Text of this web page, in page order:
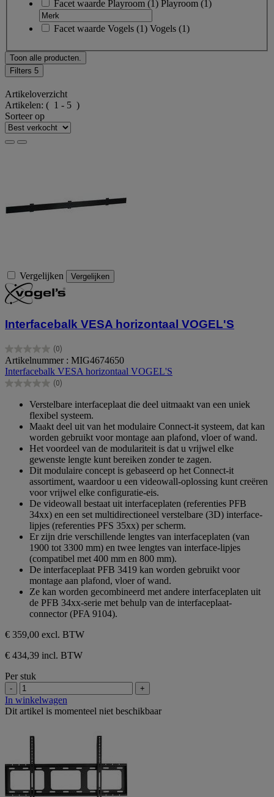
Facet waarde Playroom (1 ) Playroom (1)
Facet waarde Vogels (1) Vogels (1)
Toon alle producten.
Filters 5
Artikeloverzicht
Artikelen: ( 1 - 5 )
Sorteer op
Vergelijken Vergelijken
Interfacebalk VESA horizontaal VOGEL'S
(0)
0.0
van
de
5
Artikelnummer : MIG4674650
Interfacebalk VESA horizontaal VOGEL'S
(0)
0.0
sterren.
Verstelbare interfaceplaat die deel uitmaakt van een uniek
flexibel systeem.
Maakt deel uit van het modulaire Connect-it systeem, dat kan
worden gebruikt voor montage aan plafond, vloer of wand.
Het voordeel van de modulariteit is dat u vrijwel elke
gewenste lengte kunt bereiken zonder te zagen.
Dit modulaire concept is gebaseerd op het Connect-it
assortiment, waardoor u een videowall-oplossing kunt creëren
voor vrijwel elke configuratie-eis.
De videowall bestaat uit interfaceplaten (referenties PFB
34xx) en een set multidirectioneel verstelbare (3D) interface-
lipjes (referenties PFS 35xx) per scherm.
Er zijn drie verschillende lengtes van interfaceplaten (van
1900 tot 3300 mm) en twee lengtes van interface-lipjes
(compatibel met 400 mm en 800 mm).
De interfaceplaat PFB 3419 kan worden gebruikt voor
montage aan plafond, vloer of wand.
Ze kan worden gecombineerd met andere interfaceplaten uit
de PFB 34xx-serie met behulp van de interfaceplaat-
connector (PFA 9104).
€ 359,00 excl. BTW
€ 434,39 incl. BTW
Per stuk
- +
In winkelwagen
Dit artikel is momenteel niet beschikbaar